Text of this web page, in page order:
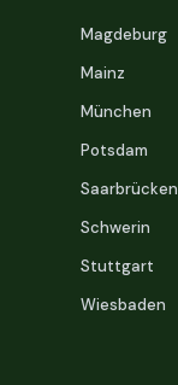
Magdeburg
Mainz
München
Potsdam
Saarbrücken
Schwerin
Stuttgart
Wiesbaden